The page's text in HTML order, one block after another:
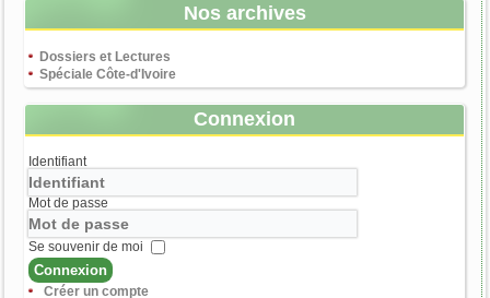
Nos archives
Dossiers et Lectures
Spéciale Côte-d'Ivoire
Connexion
Identifiant
Mot de passe
Se souvenir de moi
Connexion
Créer un compte